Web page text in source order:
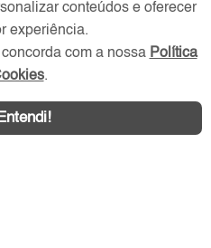
conteúdos e oferecer
experiência.
com a nossa Política
.